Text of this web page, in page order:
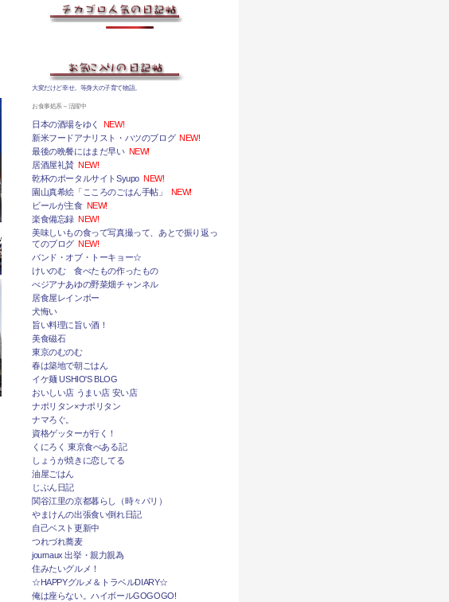
大変だけど幸せ。等身大の子育て物語。
お食事処系～活躍中
日本の酒場をゆく
NEW!
新米フードアナリスト・ハツのブログ NEW!
最後の晩餐にはまだ早い NEW!
居酒屋礼賛 NEW!
乾杯のポータルサイトSyupo NEW!
園山真希絵「こころのごはん手帖」
NEW!
ビールが主食 NEW!
楽食備忘録 NEW!
美味しいもの食って写真撮って、あとで振り返っ
てのブログ NEW!
バンド・オブ・トーキョー☆
けいのむ 食べたもの作ったもの
べジアナあゆの野菜畑チャンネル
居食屋レインボー
犬悔い
旨い料理に旨い酒！
美食磁石
東京のむのむ
春は築地で朝ごはん
イケ麺 USHIO'S BLOG
おいしい店 うまい店 安い店
ナポリタン×ナポリタン
ナマろぐ。
資格ゲッターが行く！
くにろく 東京食べある記
しょうが焼きに恋してる
油屋ごはん
じぶん日記
関谷江里の京都暮らし（時々パリ）
やまけんの出張食い倒れ日記
自己ベスト更新中
つれづれ蕎麦
journaux 出挙・親力親為
住みたいグルメ！
☆HAPPYグルメ＆トラベルDIARY☆
俺は座らない。ハイボールGOGOGO!